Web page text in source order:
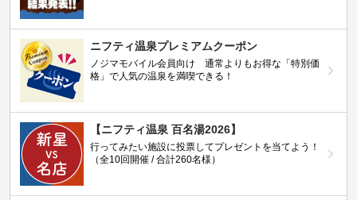
ニフティ温泉プレミアムクーポン
ノジマモバイル会員向け 通常よりもお得な「特別価
格」で人気の温泉を満喫できる！
【ニフティ温泉 百名湯2026】
行ってみたい施設に投票してプレゼントを当てよう！
（全10回開催 / 合計260名様）